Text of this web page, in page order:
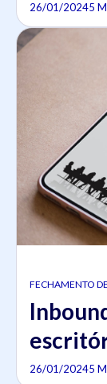
26/01/20245
FECHAMENTO
26/01/20245